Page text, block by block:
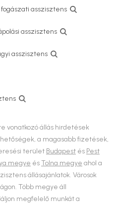
fogászati asszisztens
asszisztens
asszisztens
vonatkozó állás hirdetések
a magasabb fizetések,
terület Budapest és Pest
megye ésTolna megye ahol a
állásajánlatok. Városok
Több megye áll
megfelelő munkát a